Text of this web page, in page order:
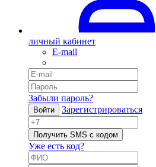
личный кабинет
E-mail
Забыли пароль?
Войти Зарегистрироваться
Получить SMS с кодом
Уже есть код?